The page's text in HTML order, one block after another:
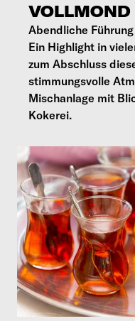
VOLLMOND
Abendliche
Ein Highlight in
zum Abschluss
stimmungsvolle
Mischanlage mit
Kokerei.